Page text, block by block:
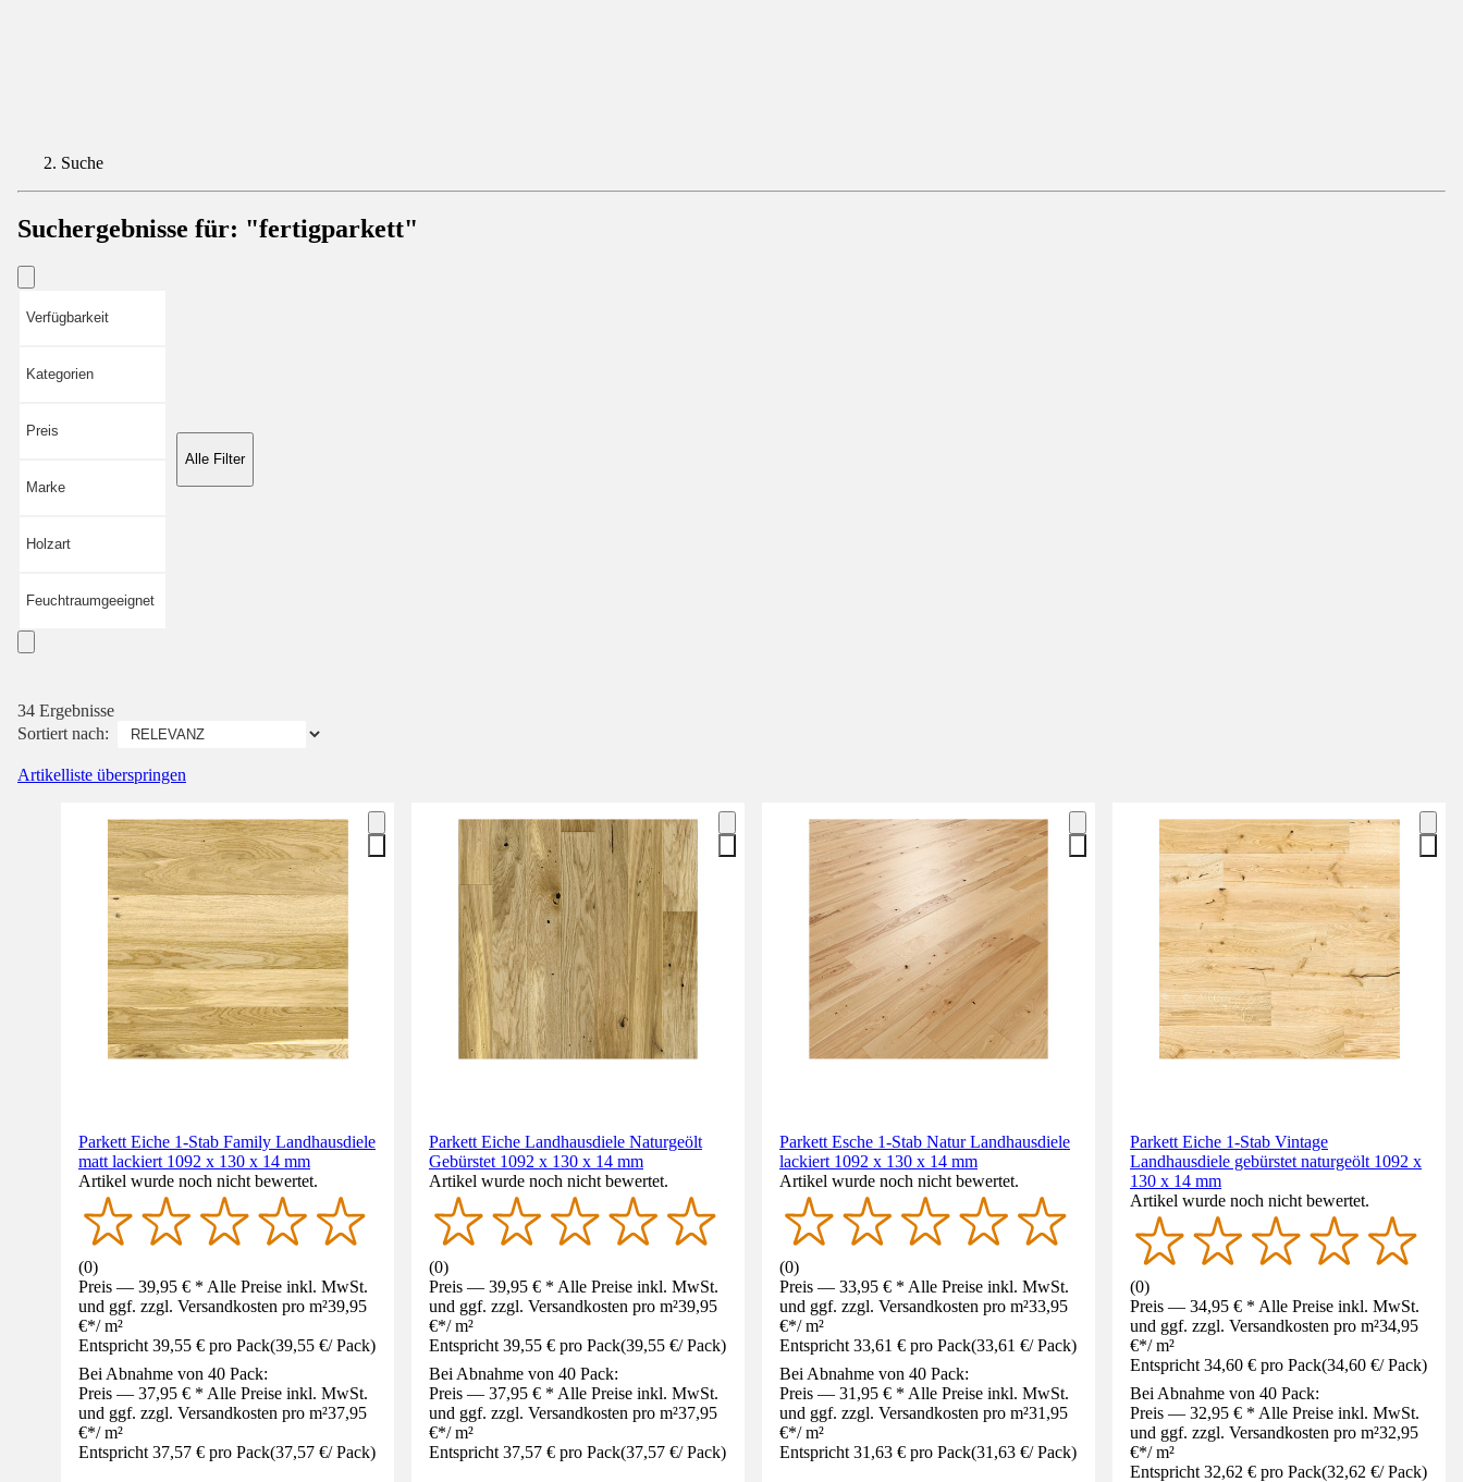
Suche
Suchergebnisse für: "fertigparkett"
Verfügbarkeit
Kategorien
Preis
Marke
Holzart
Feuchtraumgeeignet
Alle Filter
34 Ergebnisse
Sortiert nach:
Artikelliste überspringen
Parkett Eiche 1-Stab Family Landhausdiele
matt lackiert 1092 x 130 x 14 mm
Artikel wurde noch nicht bewertet.
(0)
Preis — 39,95 € * Alle Preise inkl. MwSt.
und ggf. zzgl. Versandkosten pro m²39,95
€*/ m²
Entspricht 39,55 € pro Pack(39,55 €/ Pack)
Bei Abnahme von 40 Pack:
Preis — 37,95 € * Alle Preise inkl. MwSt.
und ggf. zzgl. Versandkosten pro m²37,95
€*/ m²
Entspricht 37,57 € pro Pack(37,57 €/ Pack)
Parkett Eiche Landhausdiele Naturgeölt
Gebürstet 1092 x 130 x 14 mm
Artikel wurde noch nicht bewertet.
(0)
Preis — 39,95 € * Alle Preise inkl. MwSt.
und ggf. zzgl. Versandkosten pro m²39,95
€*/ m²
Entspricht 39,55 € pro Pack(39,55 €/ Pack)
Bei Abnahme von 40 Pack:
Preis — 37,95 € * Alle Preise inkl. MwSt.
und ggf. zzgl. Versandkosten pro m²37,95
€*/ m²
Entspricht 37,57 € pro Pack(37,57 €/ Pack)
Parkett Esche 1-Stab Natur Landhausdiele
lackiert 1092 x 130 x 14 mm
Artikel wurde noch nicht bewertet.
(0)
Preis — 33,95 € * Alle Preise inkl. MwSt.
und ggf. zzgl. Versandkosten pro m²33,95
€*/ m²
Entspricht 33,61 € pro Pack(33,61 €/ Pack)
Bei Abnahme von 40 Pack:
Preis — 31,95 € * Alle Preise inkl. MwSt.
und ggf. zzgl. Versandkosten pro m²31,95
€*/ m²
Entspricht 31,63 € pro Pack(31,63 €/ Pack)
Parkett Eiche 1-Stab Vintage
Landhausdiele gebürstet naturgeölt 1092 x
130 x 14 mm
Artikel wurde noch nicht bewertet.
(0)
Preis — 34,95 € * Alle Preise inkl. MwSt.
und ggf. zzgl. Versandkosten pro m²34,95
€*/ m²
Entspricht 34,60 € pro Pack(34,60 €/ Pack)
Bei Abnahme von 40 Pack:
Preis — 32,95 € * Alle Preise inkl. MwSt.
und ggf. zzgl. Versandkosten pro m²32,95
€*/ m²
Entspricht 32,62 € pro Pack(32,62 €/ Pack)